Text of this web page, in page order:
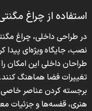
استفاده از چراغ
در طراحی داخلی، چراغ
نصب، جایگاه ویژه‌ای پیدا
طراحان داخلی این امکان
تغییرات فضا هماهنگ
برجسته کردن عناصر خاصی
هنری، قفسه‌ها و جزئیات